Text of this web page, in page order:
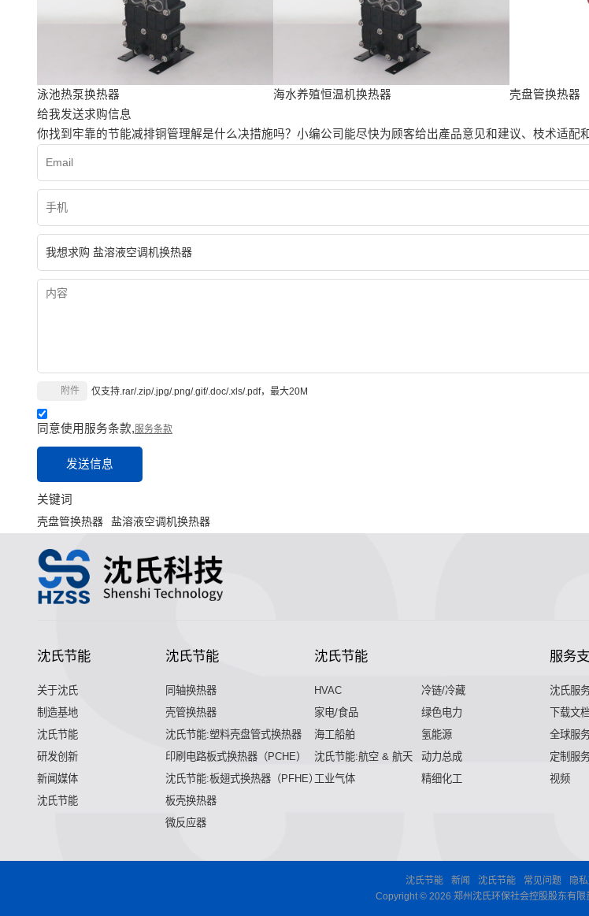
泳池热泵换热器 海水养殖恒温机换热器
壳盘管换热器
给我发送求购信息
你找到牢靠的节能减排铜管理解是什么决措施吗？小编公司能尽快为顾客给出產品意见和建议、枝术适配
仅支持.rar/.zip/.jpg/.png/.gif/.doc/.xls/.pdf，最大20M
附件
同意使用服务条款,服务条款
发送信息
关键词
壳盘管换热器
盐溶液空调机换热器
沈氏节能
关于沈氏
制造基地
沈氏节能
研发创新
新闻媒体
沈氏节能
沈氏节能
同轴换热器
壳管换热器
沈氏节能:塑料壳盘管式换热器
印刷电路板式换热器（PCHE）
沈氏节能:板翅式换热器（PFHE）
板壳换热器
微反应器
沈氏节能
HVAC
冷链/冷藏
家电/食品
绿色电力
海工船舶
氢能源
沈氏节能:航空 & 航天
动力总成
工业气体
精细化工
服务
沈氏服
下载文
全球服
定制服
视频
沈氏节能 新闻 沈氏节能 常见问题 隐
Copyright © 2026 郑州沈氏环保社会控股股东有限